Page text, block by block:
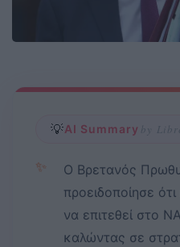
💡AI Summary by Libre
✨
Ο Βρετανός
προειδοποίησε
να επιτεθεί στο
καλώντας σε